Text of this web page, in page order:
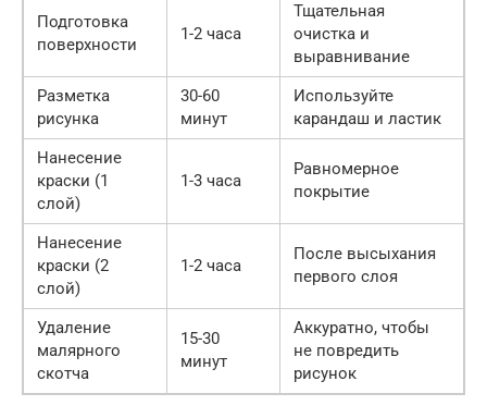
Подготовка
поверхности
1-2 часа
Тщательная
очистка и
выравнивание
Разметка
рисунка
30-60
минут
Используйте
карандаш и ластик
Нанесение
краски (1
слой)
1-3 часа
Равномерное
покрытие
Нанесение
краски (2
слой)
1-2 часа
После высыхания
первого слоя
Удаление
малярного
скотча
15-30
минут
Аккуратно, чтобы
не повредить
рисунок